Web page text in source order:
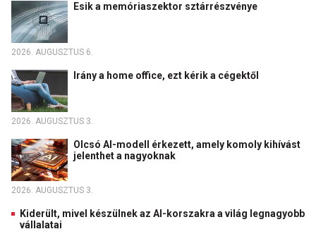
Esik a memóriaszektor sztárrészvénye
2026. AUGUSZTUS 6.
Irány a home office, ezt kérik a cégektől
2026. AUGUSZTUS 3.
Olcsó AI-modell érkezett, amely komoly kihívást
jelenthet a nagyoknak
2026. AUGUSZTUS 3.
Kiderült, mivel készülnek az AI-korszakra a világ legnagyobb
vállalatai